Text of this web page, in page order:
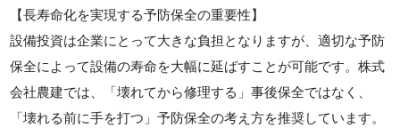
【長寿命化を実現する予防保全の重要性】
設備投資は企業にとって大きな負担となりますが、適切な予防
保全によって設備の寿命を大幅に延ばすことが可能です。株式
会社農建では、「壊れてから修理する」事後保全ではなく、
「壊れる前に手を打つ」予防保全の考え方を推奨しています。